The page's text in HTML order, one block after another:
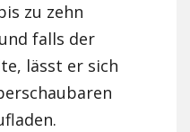
zu zehn
falls der
lässt er sich